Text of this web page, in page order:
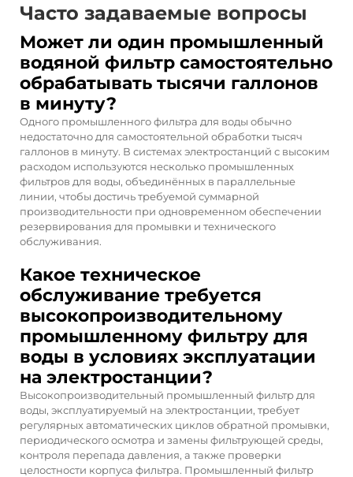
Часто задаваемые вопросы
Может ли один промышленный
водяной фильтр самостоятельно
обрабатывать тысячи галлонов
в минуту?
Одного промышленного фильтра для воды обычно
недостаточно для самостоятельной обработки тысяч
галлонов в минуту. В системах электростанций с высоким
расходом используются несколько промышленных
фильтров для воды, объединённых в параллельные
линии, чтобы достичь требуемой суммарной
производительности при одновременном обеспечении
резервирования для промывки и технического
обслуживания.
Какое техническое
обслуживание требуется
высокопроизводительному
промышленному фильтру для
воды в условиях эксплуатации
на электростанции?
Высокопроизводительный промышленный фильтр для
воды, эксплуатируемый на электростанции, требует
регулярных автоматических циклов обратной промывки,
периодического осмотра и замены фильтрующей среды,
контроля перепада давления, а также проверки
целостности корпуса фильтра. Промышленный фильтр